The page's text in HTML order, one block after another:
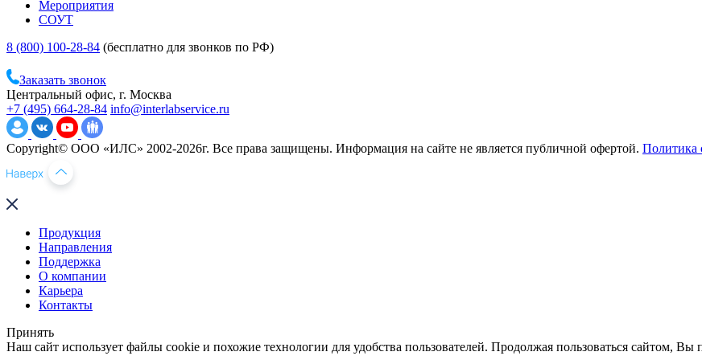
Мероприятия
СОУТ
8 (800) 100-28-84 (бесплатно для звонков по РФ)
Заказать звонок
Центральный офис, г. Москва
+7 (495) 664-28-84 info@interlabservice.ru
Copyright© ООО «ИЛС» 2002-2026г. Все права защищены. Информация на сайте не является публичной офертой. Политика
Продукция
Направления
Поддержка
О компании
Карьера
Контакты
Принять
Наш сайт использует файлы cookie и похожие технологии для удобства пользователей. Продолжая пользоваться сайтом, Вы